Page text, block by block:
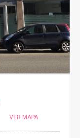
VER MAPA